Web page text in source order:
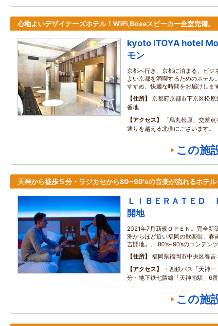
心地よいデザイナーズホテル！WiFi,Boseスピーカー全室完備。
kyoto ITOYA hotel
モン
京都へ行き、京都に泊まる。ビジ
よい京都を満喫するためのホテル
すすめ、快適な時間をお届けしま
住所
京都府京都市下京区松
番地
アクセス
「烏丸松原」交差
通りを越える北側にございます。
この施
天神から徒歩５分・ラジカセから80~90'sの音楽が流れるホテル
ＬＩＢＥＲＡＴＥＤ
開地
2021年7月新規ＯＰＥＮ。完全新
洲からほど近い福岡の歓楽街、春
吉開地」。 80’s~90’sのコンテン
住所
福岡県福岡市中央区春
アクセス
・西鉄バス「天神
分・地下鉄七隈線「天神南駅」6
この施